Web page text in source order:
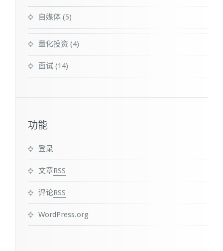
自媒体 (5)
量化投资 (4)
面试 (14)
功能
登录
文章RSS
评论RSS
WordPress.org